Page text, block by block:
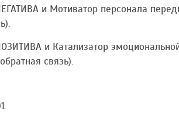
и Мотиватор персонала
и Катализатор
связь).